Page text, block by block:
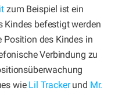
zum Beispiel ist ein
Kindes befestigt werden
Position des Kindes in
Verbindung zu
wie Lil Trackerund Mr.